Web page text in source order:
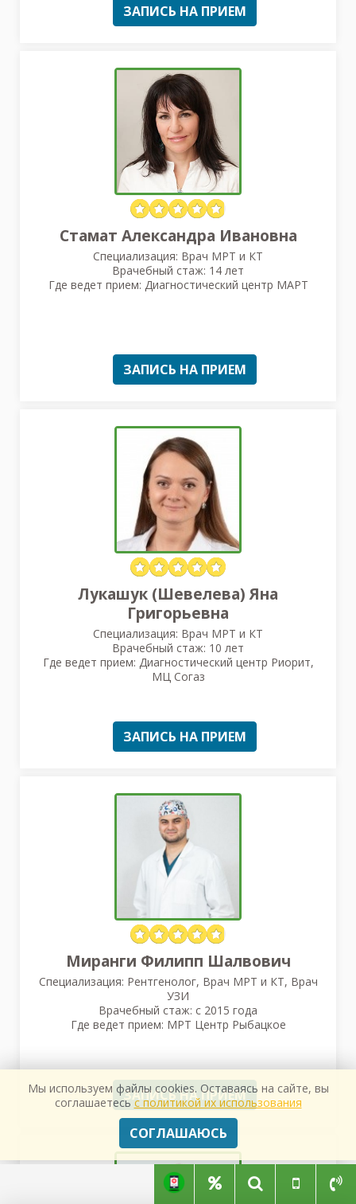
ЗАПИСЬ НА ПРИЕМ
Стамат Александра Ивановна
Специализация: Врач МРТ и КТ
Врачебный стаж: 14 лет
Где ведет прием: Диагностический центр МАРТ
ЗАПИСЬ НА ПРИЕМ
Лукашук (Шевелева) Яна
Григорьевна
Специализация: Врач МРТ и КТ
Врачебный стаж: 10 лет
Где ведет прием: Диагностический центр Риорит,
МЦ Согаз
ЗАПИСЬ НА ПРИЕМ
Миранги Филипп Шалвович
Специализация: Рентгенолог, Врач МРТ и КТ, Врач
УЗИ
Врачебный стаж: с 2015 года
Где ведет прием: МРТ Центр Рыбацкое
ЗАПИСЬ НА ПРИЕМ
Мы используем файлы cookies. Оставаясь на сайте, вы
соглашаетесьс политикой их использования
СОГЛАШАЮСЬ